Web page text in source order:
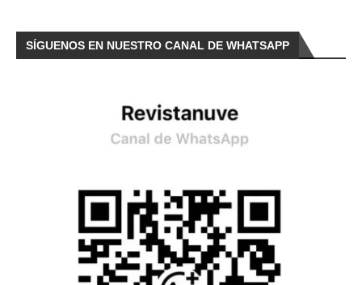
SÍGUENOS EN NUESTRO CANAL DE WHATSAPP